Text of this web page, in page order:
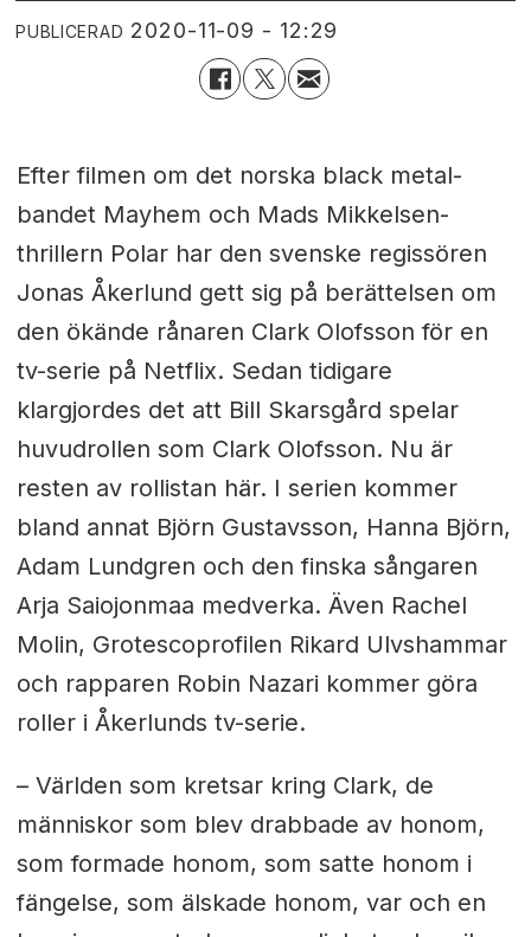
PUBLICERAD 2020-11-09 - 12:29
Efter filmen om det norska black metal-
bandet Mayhem och Mads Mikkelsen-
thrillern Polar har den svenske regissören
Jonas Åkerlund gett sig på berättelsen om
den ökände rånaren Clark Olofsson för en
tv-serie på Netflix. Sedan tidigare
klargjordes det att Bill Skarsgård spelar
huvudrollen som Clark Olofsson. Nu är
resten av rollistan här. I serien kommer
bland annat Björn Gustavsson, Hanna Björn,
Adam Lundgren och den finska sångaren
Arja Saiojonmaa medverka. Även Rachel
Molin, Grotescoprofilen Rikard Ulvshammar
och rapparen Robin Nazari kommer göra
roller i Åkerlunds tv-serie.
– Världen som kretsar kring Clark, de
människor som blev drabbade av honom,
som formade honom, som satte honom i
fängelse, som älskade honom, var och en